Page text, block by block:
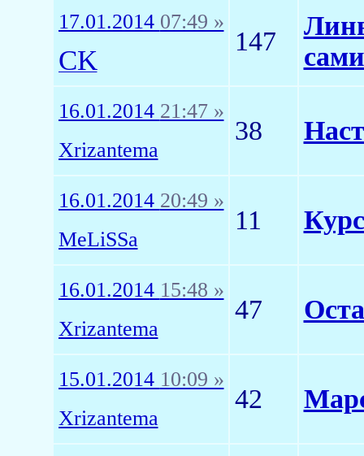
17.01.2014 07:49 »
CK
147
16.01.2014 21:47 »
Xrizantema
38
16.01.2014 20:49 »
MeLiSSa
11
16.01.2014 15:48 »
Xrizantema
47
15.01.2014 10:09 »
Xrizantema
42